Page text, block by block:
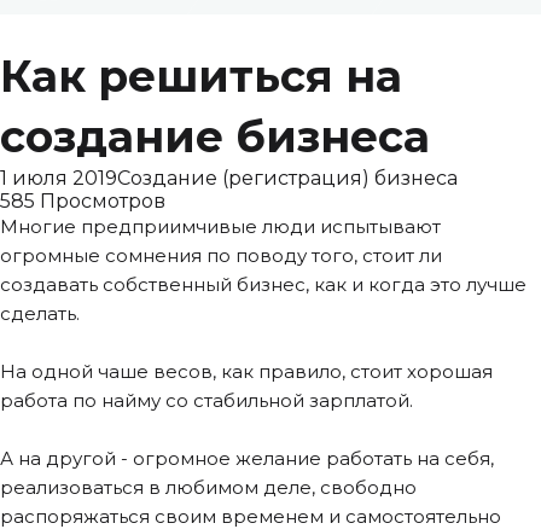
Как решиться на
создание бизнеса
1 июля 2019Создание (регистрация) бизнеса
585 Просмотров
Многие предприимчивые люди испытывают
огромные сомнения по поводу того, стоит ли
создавать собственный бизнес, как и когда это лучше
сделать.​
На одной чаше весов, как правило, стоит хорошая
работа по найму со стабильной зарплатой.
А на другой - огромное желание работать на себя,
реализоваться в любимом деле, свободно
распоряжаться своим временем и самостоятельно